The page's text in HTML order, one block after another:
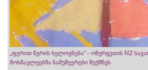
„ფერით წერის ხელოვნება“ - ოზურგეთის N2
მოსწავლეებმა ნამუშევრები შექმნეს